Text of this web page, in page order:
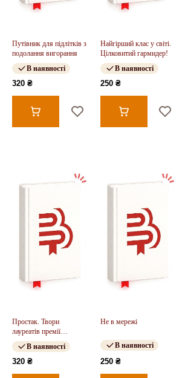
Путівник для підлітків з
подолання вигорання
В наявності
320 ₴
Найгірший клас у світі.
Цілковитий гармидер!
В наявності
250 ₴
Простак. Твори
лауреатів премії
Андерсена (у)(320)
В наявності
320 ₴
Не в мережі
В наявності
250 ₴